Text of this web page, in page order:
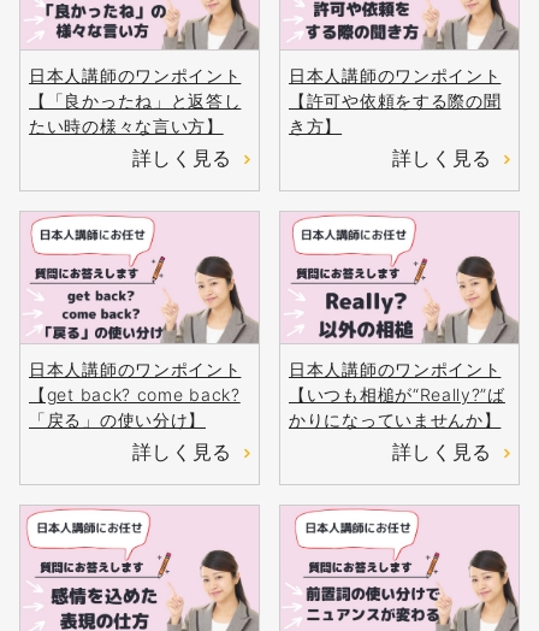
日本人講師のワンポイント
【「良かったね」と返答し
たい時の様々な言い方】
詳しく見る
日本人講師のワンポイント
【許可や依頼をする際の聞
き方】
詳しく見る
日本人講師のワンポイント
【get back? come back?
「戻る」の使い分け】
詳しく見る
日本人講師のワンポイント
【いつも相槌が“Really?”ば
かりになっていませんか】
詳しく見る